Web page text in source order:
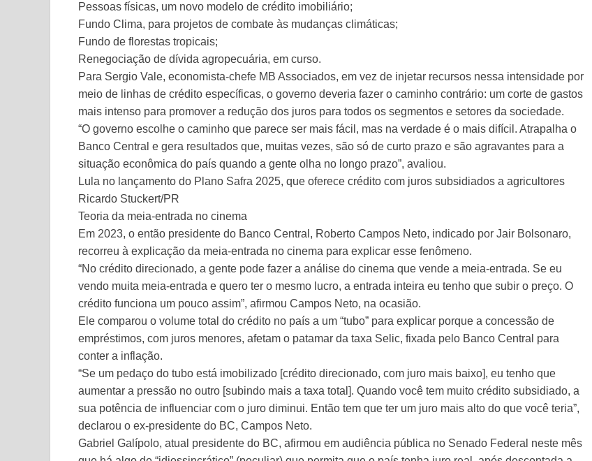
Pessoas físicas, um novo modelo de crédito imobiliário;
Fundo Clima, para projetos de combate às mudanças climáticas;
Fundo de florestas tropicais;
Renegociação de dívida agropecuária, em curso.
Para Sergio Vale, economista-chefe MB Associados, em vez de injetar recursos nessa intensidade por
meio de linhas de crédito específicas, o governo deveria fazer o caminho contrário: um corte de gastos
mais intenso para promover a redução dos juros para todos os segmentos e setores da sociedade.
“O governo escolhe o caminho que parece ser mais fácil, mas na verdade é o mais difícil. Atrapalha o
Banco Central e gera resultados que, muitas vezes, são só de curto prazo e são agravantes para a
situação econômica do país quando a gente olha no longo prazo”, avaliou.
Lula no lançamento do Plano Safra 2025, que oferece crédito com juros subsidiados a agricultores
Ricardo Stuckert/PR
Teoria da meia-entrada no cinema
Em 2023, o então presidente do Banco Central, Roberto Campos Neto, indicado por Jair Bolsonaro,
recorreu à explicação da meia-entrada no cinema para explicar esse fenômeno.
“No crédito direcionado, a gente pode fazer a análise do cinema que vende a meia-entrada. Se eu
vendo muita meia-entrada e quero ter o mesmo lucro, a entrada inteira eu tenho que subir o preço. O
crédito funciona um pouco assim”, afirmou Campos Neto, na ocasião.
Ele comparou o volume total do crédito no país a um “tubo” para explicar porque a concessão de
empréstimos, com juros menores, afetam o patamar da taxa Selic, fixada pelo Banco Central para
conter a inflação.
“Se um pedaço do tubo está imobilizado [crédito direcionado, com juro mais baixo], eu tenho que
aumentar a pressão no outro [subindo mais a taxa total]. Quando você tem muito crédito subsidiado, a
sua potência de influenciar com o juro diminui. Então tem que ter um juro mais alto do que você teria”,
declarou o ex-presidente do BC, Campos Neto.
Gabriel Galípolo, atual presidente do BC, afirmou em audiência pública no Senado Federal neste mês